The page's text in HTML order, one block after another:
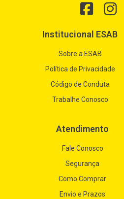
Institucional ESAB
Sobre a ESAB
Política de Privacidade
Código de Conduta
Trabalhe Conosco
Atendimento
Fale Conosco
Segurança
Como Comprar
Envio e Prazos